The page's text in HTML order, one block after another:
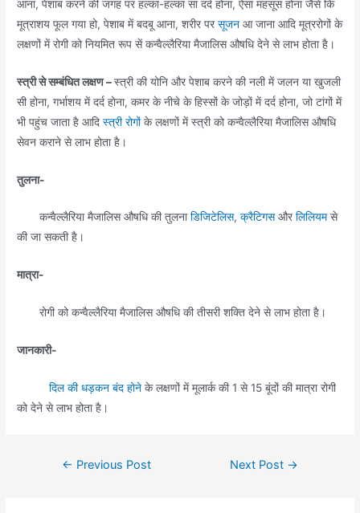
आना, पेशाब करने की जगह पर हल्का-हल्का सा दर्द होना, ऐसा महसूस होना जैसे कि
मूत्राशय फूल गया हो, पेशाब में बदबू आना, शरीर परसूजनआ जाना आदि मूत्ररोगों के
लक्षणों में रोगी को नियमित रूप सें कन्वैल्लैरिया मैजालिस औषधि देने से लाभ होता है।
स्त्री से सम्बंधित लक्षण –स्त्री की योनि और पेशाब करने की नली में जलन या खुजली
सी होना, गर्भाशय में दर्द होना, कमर के नीचे के हिस्सों के जोड़ों में दर्द होना, जो टांगों में
भी पहुंच जाता है आदिस्त्री रोगोंके लक्षणों में स्त्री को कन्वैल्लैरिया मैजालिस औषधि
सेवन कराने से लाभ होता है।
तुलना-
कन्वैल्लैरिया मैजालिस औषधि की तुलनाडिजिटेलिस,क्रैटिगसऔरलिलियमसे
की जा सकती है।
मात्रा-
रोगी को कन्वैल्लैरिया मैजालिस औषधि की तीसरी शक्ति देने से लाभ होता है।
जानकारी-
दिल की धड़कन बंद होने के लक्षणों में मूलार्क की 1 से 15 बूंदों की मात्रा रोगी
को देने से लाभ होता है।
Post← Previous Post Next Post →